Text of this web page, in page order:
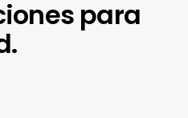
para